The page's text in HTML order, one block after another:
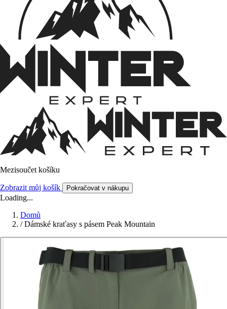
Mezisoučet košíku
Zobrazit můj košík Pokračovat v nákupu
Loading...
Domů
/ Dámské kraťasy s pásem Peak Mountain